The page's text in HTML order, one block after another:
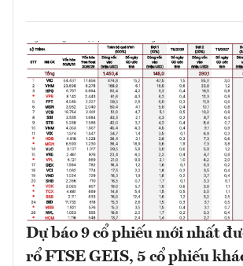
Dự báo 9 cổ phiếu mới nhất
rổ FTSE GEIS, 5 cổ phiếu